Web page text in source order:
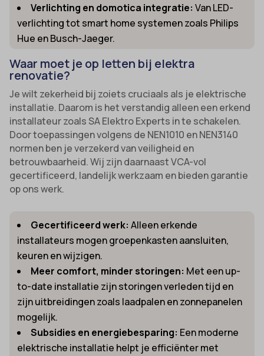
Verlichting en domotica integratie: Van LED-
verlichting tot smart home systemen zoals Philips
Hue en Busch-Jaeger.
Waar moet je op letten bij elektra
renovatie?
Je wilt zekerheid bij zoiets cruciaals als je elektrische
installatie. Daarom is het verstandig alleen een erkend
installateur zoals SA Elektro Experts in te schakelen.
Door toepassingen volgens de NEN1010 en NEN3140
normen ben je verzekerd van veiligheid en
betrouwbaarheid. Wij zijn daarnaast VCA-vol
gecertificeerd, landelijk werkzaam en bieden garantie
op ons werk.
Gecertificeerd werk: Alleen erkende
installateurs mogen groepenkasten aansluiten,
keuren en wijzigen.
Meer comfort, minder storingen: Met een up-
to-date installatie zijn storingen verleden tijd en
zijn uitbreidingen zoals laadpalen en zonnepanelen
mogelijk.
Subsidies en energiebesparing: Een moderne
elektrische installatie helpt je efficiënter met